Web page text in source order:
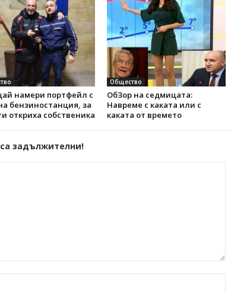
намери портфейл с
бензиностанция, за
откриха собственика
Общество
ОбЗор на седмицата:
Навреме с каката или с
каката от времето
задължителни!